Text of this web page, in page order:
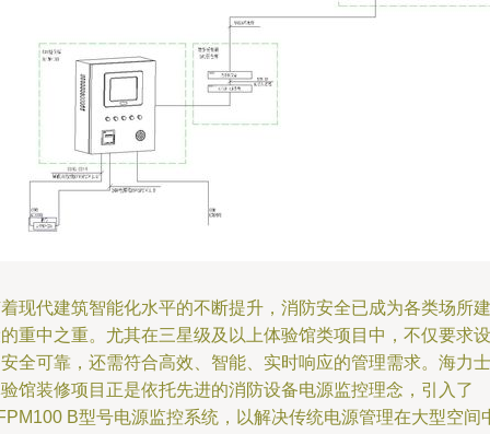
现代建筑智能化水平的不断提升，消防安全已成为各类场所建
重中之重。尤其在三星级及以上体验馆类项目中，不仅要求设
全可靠，还需符合高效、智能、实时响应的管理需求。海力士
馆装修项目正是依托先进的消防设备电源监控理念，引入了
B型号电源监控系统，以解决传统电源管理在大型空间